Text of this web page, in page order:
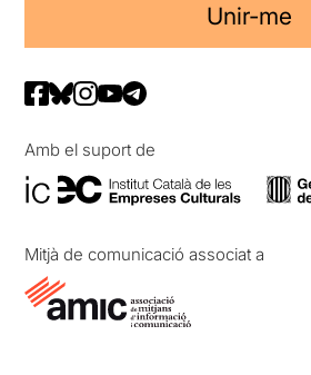
Unir-me
Amb el suport de
Mitjà de comunicació associat a